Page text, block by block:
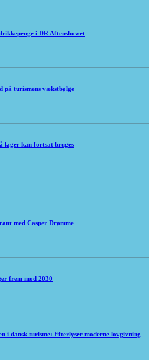
i DR Aftenshowet
på turismens vækstbølge
lager kan fortsat bruges
med Casper Drømme
frem mod 2030
i dansk turisme: Efterlyser moderne lovgivning